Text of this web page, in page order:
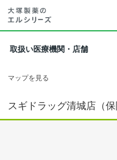
取扱い医療機関・店舗
マップを見る
スギドラッグ清城店（保